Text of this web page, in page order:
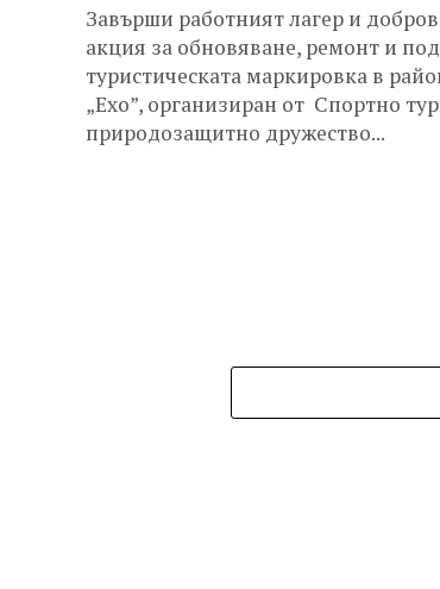
Завърши работният лагер и
акция за обновяване, ремонт и
туристическата маркировка в
„Ехо”, организиран от Спортно
природозащитно дружество...